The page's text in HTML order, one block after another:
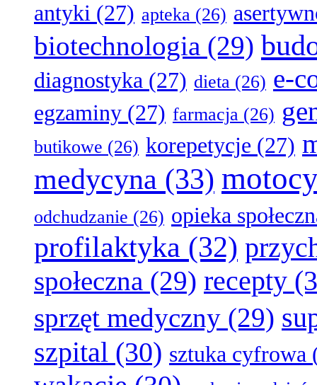
antyki (27) apteka (26)
biotechnologia (29)
diagnostyka (27) dieta (26) e-
egzaminy (27) farmacja (26)
butikowe (26) korepetycje (27)
medycyna (33)
odchudzanie (26) opieka
profilaktyka (32)
społeczna (29) recepty
sprzęt medyczny (29)
szpital (30) sztuka cyfrowa